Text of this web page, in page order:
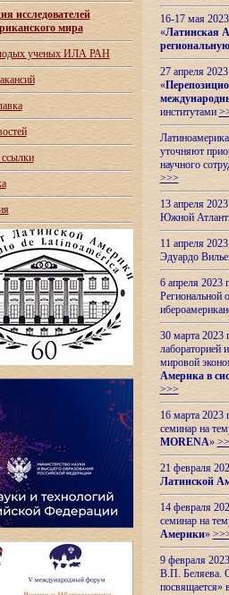
исследователей
мира
ученых ИЛА РАН
16-17 мая
«Латинская
27 апреля
«
институтами
уточняют
научного
>>>
13 апреля
Южной
11 апреля
Эдуардо
6 апреля
Региональной
30 марта 2023
лабораторией
мировой
Америка в
>>>
16 марта 2023
семинар на
MORENA»
21 февраля
Латинской
14 февраля
семинар на
Америки»
9 февраля
В.П. Беляева.
посвящается»